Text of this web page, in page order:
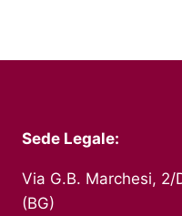
Sede Legale:
Via G.B. Marchesi,
(BG)